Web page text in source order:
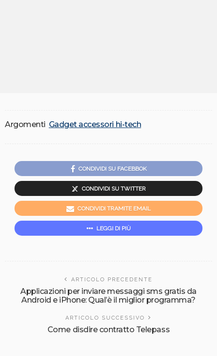
Argomenti Gadget accessori hi-tech
CONDIVIDI SU FACEBBOK
CONDIVIDI SU TWITTER
CONDIVIDI TRAMITE EMAIL
LEGGI DI PIÙ
ARTICOLO PRECEDENTE
Applicazioni per inviare messaggi sms gratis da
Android e iPhone: Qual’è il miglior programma?
ARTICOLO SUCCESSIVO
Come disdire contratto Telepass